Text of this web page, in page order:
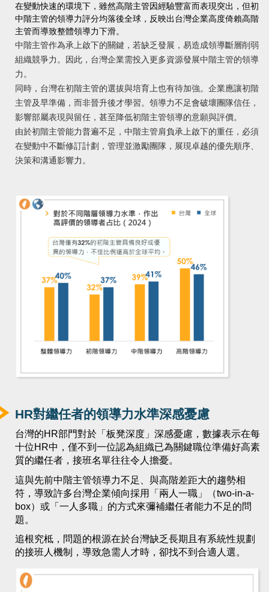
在變動快速的環境下，雖然高階主管因經驗豐富而表現突出，但初
中階主管的領導力評分均落後全球，反映出台灣企業高度倚賴高階
主管而導致整體領導力下滑。
中階主管作為承上啟下的關鍵，若缺乏發展，易造成領導斷層削弱
組織競爭力。因此，台灣企業需投入更多資源發展中階主管的領導
力。
同時，台灣在初階主管的選拔與培育上也有待加強。企業應讓初階
主管及早準備，而非晉升後才學習。領導力不足會破壞團隊信任，
影響部屬表現與留任，甚至降低初階主管領導的意願與評價。
由於初階主管能力普遍不足，中階主管肩負承上啟下的重任，必須
在變動中不斷修訂計劃，管理並激勵團隊，展現卓越的優先順序、
決策和溝通影響力。
HR對繼任者的領導力水準深感憂慮
台灣的HR部門對於「板凳深度」深感憂慮，數據表示在每
十位HR中，僅不到一位認為組織已為關鍵職位準備好高素
質的繼任者，接班名單往往令人擔憂。
這與先前中階主管領導力不足、與高階差距大的趨勢相
符，導致許多台灣企業傾向採用「兩人一職 」（two-in-a-
box）或「一人多職」的方式來彌補繼任者能力不足的問
題 。
追根究柢，問題的根源在於台灣缺乏長期且有系統性規劃
的接班人機制，導致急需人才時，卻找不到合適人選。